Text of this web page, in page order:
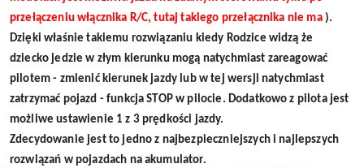
przełączeniu włącznika R/C, tutaj takiego przełącznika nie ma ).
Dzięki właśnie takiemu rozwiązaniu kiedy Rodzice widzą że
dziecko jedzie w złym kierunku mogą natychmiast zareagować
pilotem - zmienić kierunek jazdy lub w tej wersji natychmiast
zatrzymać pojazd - funkcja STOP w pilocie. Dodatkowo z pilota jest
możliwe ustawienie 1 z 3 prędkości jazdy.
Zdecydowanie jest to jedno z najbezpieczniejszych i najlepszych
rozwiązań w pojazdach na akumulator.